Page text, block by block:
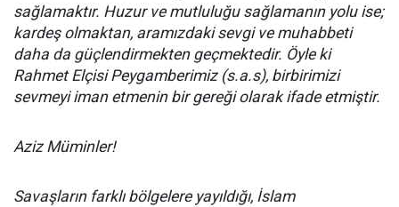
sağlamaktır. Huzur ve mutluluğu sağlamanın yolu ise;
kardeş olmaktan, aramızdaki sevgi ve muhabbeti
daha da güçlendirmekten geçmektedir. Öyle ki
Rahmet Elçisi Peygamberimiz (s.a.s), birbirimizi
sevmeyi iman etmenin bir gereği olarak ifade etmiştir.
Aziz Müminler!
Savaşların farklı bölgelere yayıldığı, İslam